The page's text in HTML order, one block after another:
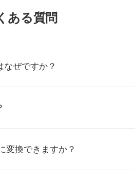
ある質問
ぜですか？
変換できますか？